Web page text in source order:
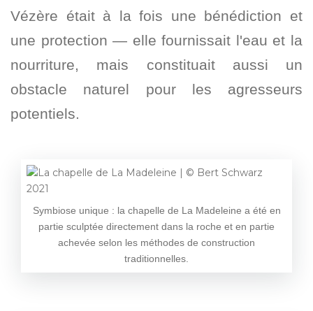
Vézère était à la fois une bénédiction et
une protection — elle fournissait l'eau et la
nourriture, mais constituait aussi un
obstacle naturel pour les agresseurs
potentiels.
Symbiose unique : la chapelle de La Madeleine a été en
partie sculptée directement dans la roche et en partie
achevée selon les méthodes de construction
traditionnelles.